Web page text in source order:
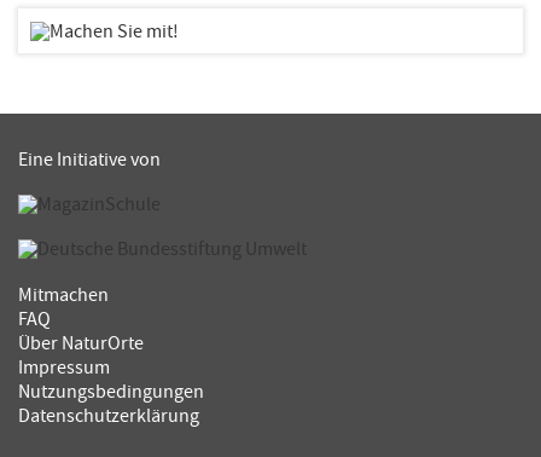
Eine Initiative von
Mitmachen
FAQ
Über NaturOrte
Impressum
Nutzungsbedingungen
Datenschutzerklärung